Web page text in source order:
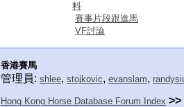
料
賽事片段跟進馬
VF討論
香港賽馬
管理員: shlee, stojkovic, evanslam,
Hong Kong Horse Database Forum Index >>